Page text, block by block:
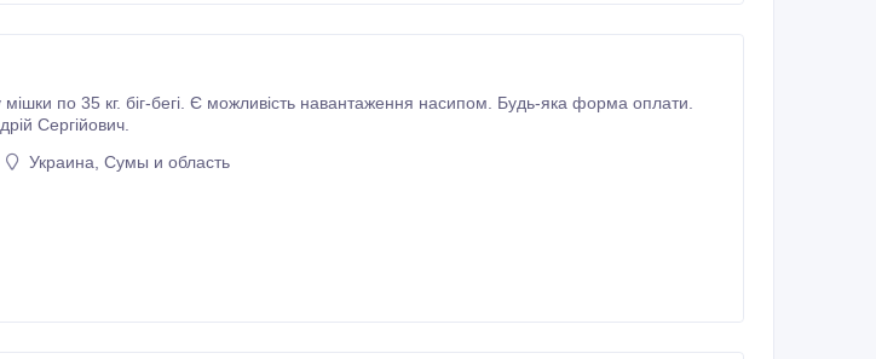
по 35 кг. біг-бегі. Є можливість навантаження насипом. Будь-яка форма оплати.
Андрій Сергійович.
Украина, Сумы и область